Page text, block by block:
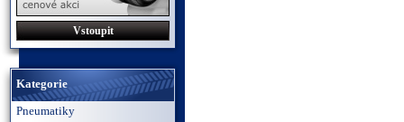
Vstoupit
Kategorie
Pneumatiky